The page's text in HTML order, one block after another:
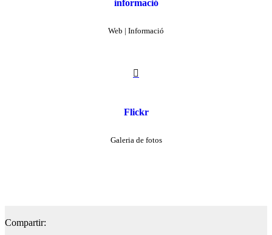
informació
Web | Informació

Flickr
Galeria de fotos
Compartir: